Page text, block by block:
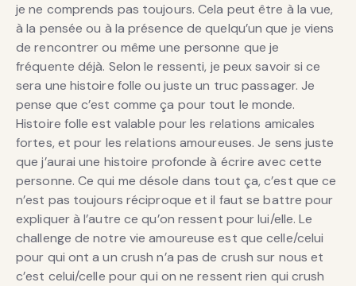
je ne comprends pas toujours. Cela peut être à la vue,
à la pensée ou à la présence de quelqu’un que je viens
de rencontrer ou même une personne que je
fréquente déjà. Selon le ressenti, je peux savoir si ce
sera une histoire folle ou juste un truc passager. Je
pense que c’est comme ça pour tout le monde.
Histoire folle est valable pour les relations amicales
fortes, et pour les relations amoureuses. Je sens juste
que j’aurai une histoire profonde à écrire avec cette
personne. Ce qui me désole dans tout ça, c’est que ce
n’est pas toujours réciproque et il faut se battre pour
expliquer à l’autre ce qu’on ressent pour lui/elle. Le
challenge de notre vie amoureuse est que celle/celui
pour qui ont a un crush n’a pas de crush sur nous et
c’est celui/celle pour qui on ne ressent rien qui crush